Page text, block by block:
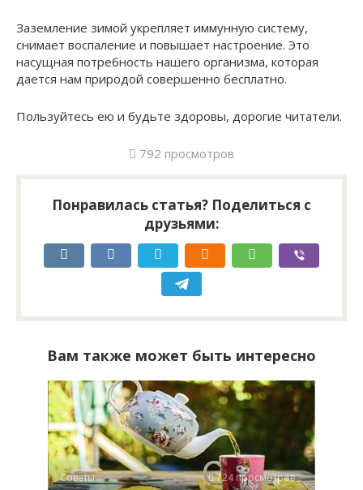
Заземление зимой укрепляет иммунную систему,
снимает воспаление и повышает настроение. Это
насущная потребность нашего организма, которая
дается нам природой совершенно бесплатно.
Пользуйтесь ею и будьте здоровы, дорогие читатели.
792 просмотров
Понравилась статья? Поделиться с
друзьями:
Вам также может быть интересно
Советы 724 просмотров